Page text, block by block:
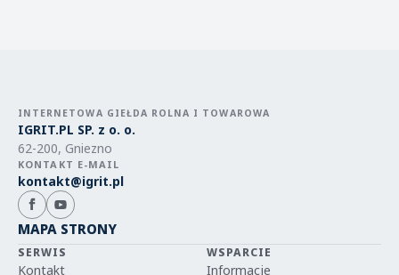
INTERNETOWA GIEŁDA ROLNA I TOWAROWA
IGRIT.PL SP. z o. o.
62-200, Gniezno
KONTAKT E-MAIL
kontakt@igrit.pl
MAPA STRONY
SERWIS
Kontakt
WSPARCIE
Informacje